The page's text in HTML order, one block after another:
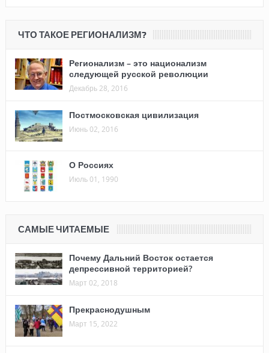
ЧТО ТАКОЕ РЕГИОНАЛИЗМ?
Регионализм – это национализм
следующей русской революции
Декабрь 28, 2016
Постмосковская цивилизация
Июнь 02, 2016
О Россиях
Июль 01, 1990
САМЫЕ ЧИТАЕМЫЕ
Почему Дальний Восток остается
депрессивной территорией?
Март 02, 2018
Прекраснодушным
Март 15, 2022